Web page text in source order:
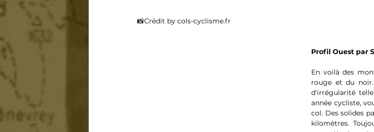
📸Crédit by cols-cyclisme.fr
Profil Ouest par
En voilà des
rouge et du
d'irrégularité
année cycliste,
col. Des solides
kilomètres.